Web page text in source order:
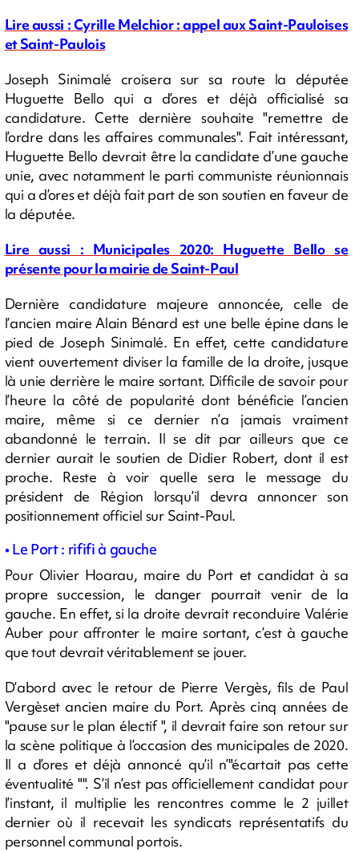
Lire aussi : Cyrille Melchior : appel aux Saint-Pauloises
et Saint-Paulois
Joseph Sinimalé croisera sur sa route la députée
Huguette Bello qui a d’ores et déjà officialisé sa
candidature. Cette dernière souhaite "remettre de
l’ordre dans les affaires communales". Fait intéressant,
Huguette Bello devrait être la candidate d’une gauche
unie, avec notamment le parti communiste réunionnais
qui a d’ores et déjà fait part de son soutien en faveur de
la députée.
Lire aussi : Municipales 2020: Huguette Bello se
présente pour la mairie de Saint-Paul
Dernière candidature majeure annoncée, celle de
l’ancien maire Alain Bénard est une belle épine dans le
pied de Joseph Sinimalé. En effet, cette candidature
vient ouvertement diviser la famille de la droite, jusque
là unie derrière le maire sortant. Difficile de savoir pour
l’heure la côté de popularité dont bénéficie l’ancien
maire, même si ce dernier n’a jamais vraiment
abandonné le terrain. Il se dit par ailleurs que ce
dernier aurait le soutien de Didier Robert, dont il est
proche. Reste à voir quelle sera le message du
président de Région lorsqu’il devra annoncer son
positionnement officiel sur Saint-Paul.
• Le Port : rififi à gauche
Pour Olivier Hoarau, maire du Port et candidat à sa
propre succession, le danger pourrait venir de la
gauche. En effet, si la droite devrait reconduire Valérie
Auber pour affronter le maire sortant, c’est à gauche
que tout devrait véritablement se jouer.
D’abord avec le retour de Pierre Vergès, fils de Paul
Vergèset ancien maire du Port. Après cinq années de
"pause sur le plan électif ", il devrait faire son retour sur
la scène politique à l’occasion des municipales de 2020.
Il a d’ores et déjà annoncé qu’il n’"écartait pas cette
éventualité "". S’il n’est pas officiellement candidat pour
l’instant, il multiplie les rencontres comme le 2 juillet
dernier où il recevait les syndicats représentatifs du
personnel communal portois.